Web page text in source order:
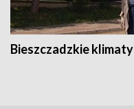
Bieszczadzkie klimaty